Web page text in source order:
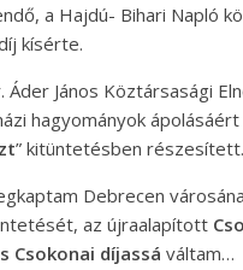
a Hajdú- Bihari Napló
kísérte.
Áder János Köztársasági
hagyományok ápolásáért
” kitüntetésben részesített.
Debrecen
az újraalapított
Csokonai díjassá váltam…